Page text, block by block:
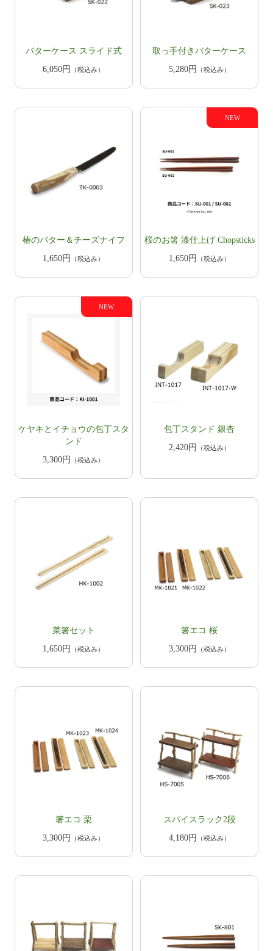
​バターケース スライド式
6,050円
（税込み）
取っ手付き​​バターケース
5,280円
（税込み）
椿のバター＆チーズナイフ
1,650円
（税込み）
​​桜のお箸 漆仕上げ Chopsticks
1,650円
（税込み）
ケヤキとイチョウの包丁スタ
ンド
3,300円
（税込み）
包丁スタンド 銀杏
2,420円
（税込み）
菜箸セット
1,650円
（税込み）
箸エコ 桜
3,300円
（税込み）
箸エコ 栗
3,300円
（税込み）
スパイスラック2段
4,180円
（税込み）